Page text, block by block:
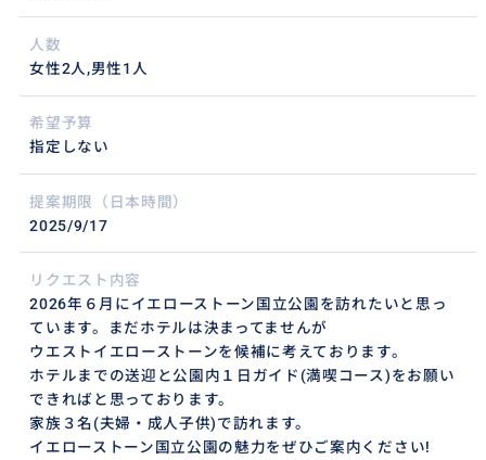
人数
女性2人,男性1人
希望予算
指定しない
提案期限（日本時間）
2025/9/17
リクエスト内容
2026年６月にイエローストーン国立公園を訪れたいと思っ
ています。まだホテルは決まってませんが
ウエストイエローストーンを候補に考えております。
ホテルまでの送迎と公園内１日ガイド(満喫コース)をお願い
できればと思っております。
家族３名(夫婦・成人子供)で訪れます。
イエローストーン国立公園の魅力をぜひご案内ください!